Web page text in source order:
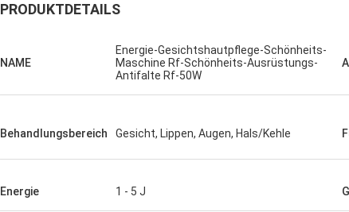
PRODUKTDETAILS
NAME
Energie-Gesichtshautpflege-Schönheits-
Maschine Rf-Schönheits-Ausrüstungs-
Antifalte Rf-50W
Behandlungsbereich Gesicht, Lippen, Augen, Hals/Kehle
Energie 1 - 5 J